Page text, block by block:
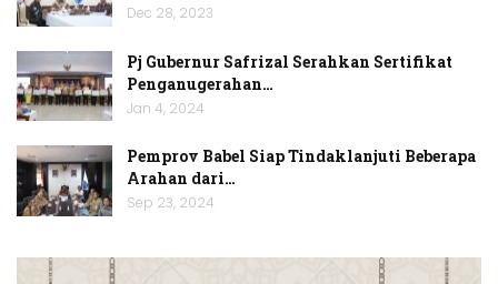
Dec 28, 2023
Pj Gubernur Safrizal Serahkan Sertifikat
Penganugerahan…
Jan 4, 2024
Pemprov Babel Siap Tindaklanjuti Beberapa
Arahan dari…
Sep 23, 2024